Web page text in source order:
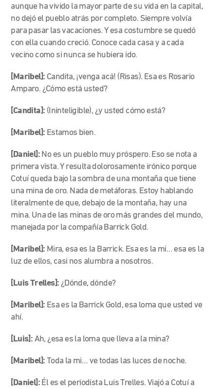
aunque ha vivido la mayor parte de su vida en la capital,
no dejó el pueblo atrás por completo. Siempre volvía
para pasar las vacaciones. Y esa costumbre se quedó
con ella cuando creció. Conoce cada casa y a cada
vecino como si nunca se hubiera ido.
[Maribel]: Candita, ¡venga acá! (Risas). Esa es Rosario
Amparo. ¿Cómo está usted?
[Candita]: (Ininteligible), ¿y usted cómo está?
[Maribel]: Estamos bien.
[Daniel]: No es un pueblo muy próspero. Eso se nota a
primera vista. Y resulta dolorosamente irónico porque
Cotuí queda bajo la sombra de una montaña que tiene
una mina de oro. Nada de metáforas. Estoy hablando
literalmente de que, debajo de la montaña, hay una
mina. Una de las minas de oro más grandes del mundo,
manejada por la compañía Barrick Gold.
[Maribel]: Mira, esa es la Barrick. Esa es la mi… esa es la
luz de ellos, casi nos alumbra a nosotros.
[Luis Trelles]: ¿Dónde, dónde?
[Maribel]: Esa es la Barrick Gold, esa loma que usted ve
ahí.
[Luis]: Ah, ¿esa es la loma que lleva a la mina?
[Maribel]: Toda la mi… ve todas las luces de noche.
[Daniel]: Él es el periodista Luis Trelles. Viajó a Cotuí a